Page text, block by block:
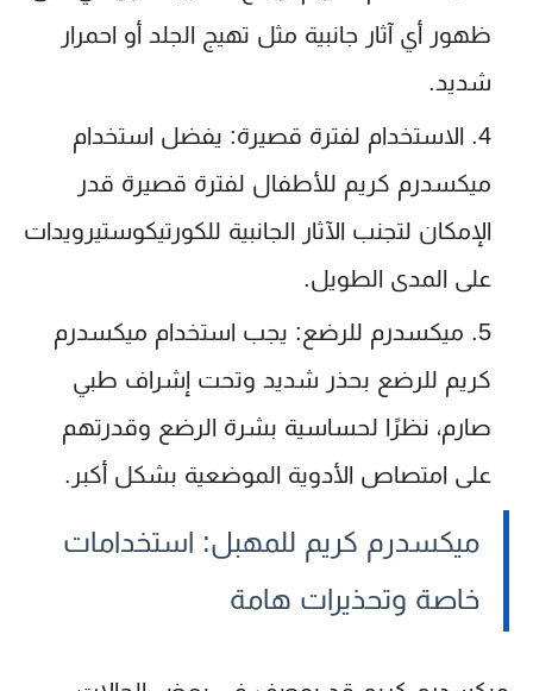
ظهور أي آثار جانبية مثل تهيج الجلد أو احمرار
شديد.
الاستخدام لفترة قصيرة: يفضل استخدام
ميكسدرم كريم للأطفال لفترة قصيرة قدر
الإمكان لتجنب الآثار الجانبية للكورتيكوستيرويدات
على المدى الطويل.
ميكسدرم للرضع: يجب استخدام ميكسدرم
كريم للرضع بحذر شديد وتحت إشراف طبي
صارم، نظرًا لحساسية بشرة الرضع وقدرتهم
على امتصاص الأدوية الموضعية بشكل أكبر.
ميكسدرم كريم للمهبل: استخدامات
خاصة وتحذيرات هامة